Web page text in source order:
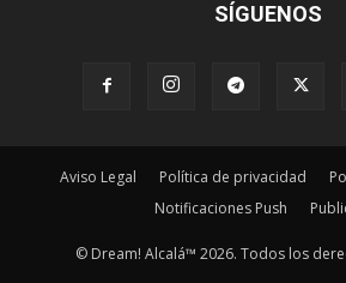
SÍGUENOS
Aviso Legal Política de privacidad
Notificaciones Push
© Dream! Alcalá™ 2026. Todos los